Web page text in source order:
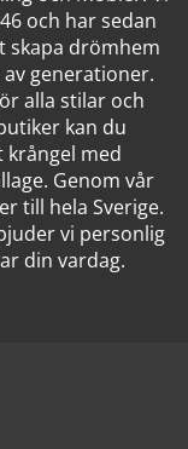
och har sedan
skapa drömhem
generationer.
alla stilar och
kan du
krångel med
Genom vår
till hela Sverige.
vi personlig
din vardag.